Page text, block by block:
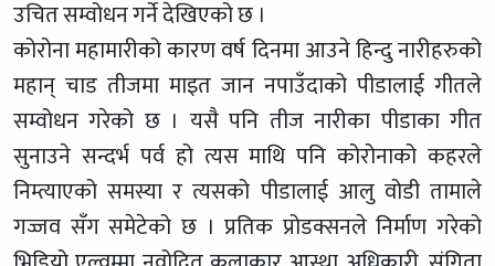
उचित सम्वोधन गर्ने देखिएको छ ।
कोरोना महामारीको कारण वर्ष दिनमा आउने हिन्दु नारीहरुको
महान् चाड तीजमा माइत जान नपाउँदाको पीडालाई गीतले
सम्वोधन गरेको छ । यसै पनि तीज नारीका पीडाका गीत
सुनाउने सन्दर्भ पर्व हो त्यस माथि पनि कोरोनाको कहरले
निम्त्याएको समस्या र त्यसको पीडालाई आलु वोडी तामाले
गज्जव सँग समेटेको छ । प्रतिक प्रोडक्सनले निर्माण गरेको